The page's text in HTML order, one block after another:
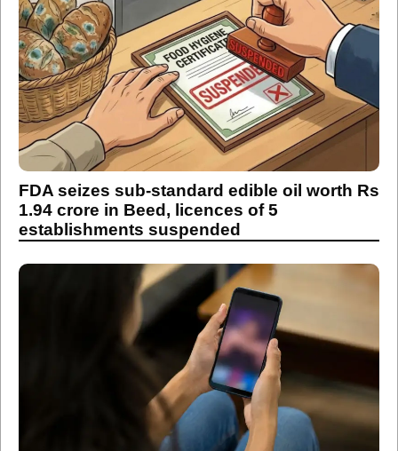
FDA seizes sub-standard edible oil worth Rs
1.94 crore in Beed, licences of 5
establishments suspended